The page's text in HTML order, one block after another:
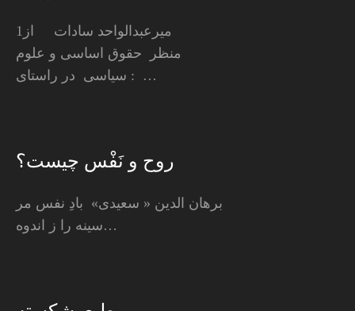
1میرعبدالواحد سادات از
منظر حقوق اساسی و علوم
سیاسی در راستای : …
روح و نَفْس چیست؟
برهان الدین « سعیدی» بادِ نفس مر
سینه را ز اندوه…